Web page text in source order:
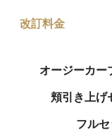
導入しました。
Doothスレッド
の立体感や自然
改訂料金
オージーカー
頬引き上げ
フルセ